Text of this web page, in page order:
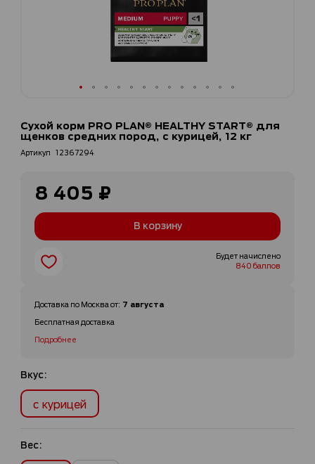
началу
галереи
изображений
Сухой корм PRO PLAN® HEALTHY START® для
щенков средних пород, c курицей, 12 кг
Артикул 12367294
8 405 ₽
В корзину
Будет начислено
840 баллов
Доставка по Москваот: 7 августа
Бесплатная доставка
Подробнее
Вкус:
с курицей
Вес: